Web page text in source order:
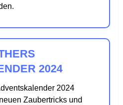
2024
2024
Zaubertricks und